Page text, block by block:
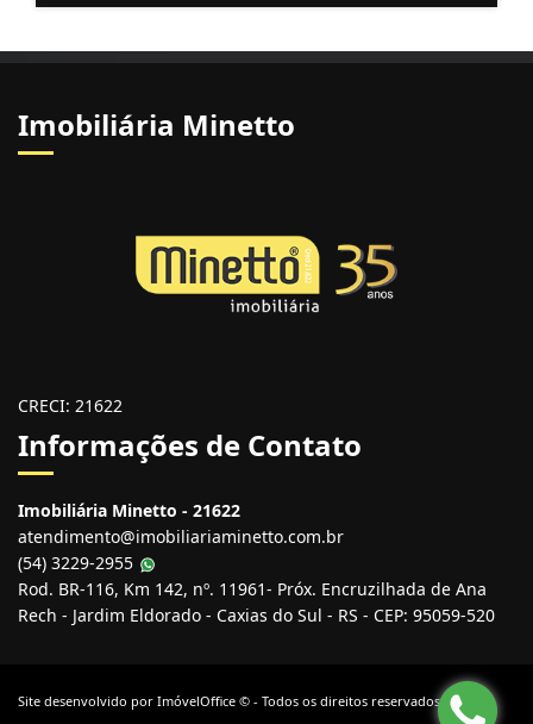
Imobiliária Minetto
CRECI: 21622
Informações de Contato
Imobiliária Minetto - 21622
atendimento@imobiliariaminetto.com.br
(54) 3229-2955
Rod. BR-116, Km 142, nº. 11961- Próx. Encruzilhada de Ana
Rech - Jardim Eldorado - Caxias do Sul - RS - CEP: 95059-520
Site desenvolvido por ImóvelOffice © - Todos os direitos reservados